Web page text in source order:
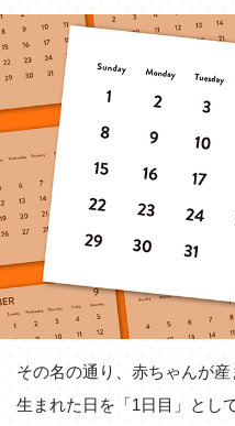
その名の通り、赤ちゃんが産
生まれた日を「1日目」とし